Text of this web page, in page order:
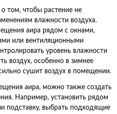
о том, чтобы растение не
влажности воздуха.
аира рядом с окнами,
или вентиляционными
уровень влажности
воздух, особенно в зимнее
сушит воздух в помещении.
аира, можно также создать
Например, установить рядом
подставку, выбрать подходящие